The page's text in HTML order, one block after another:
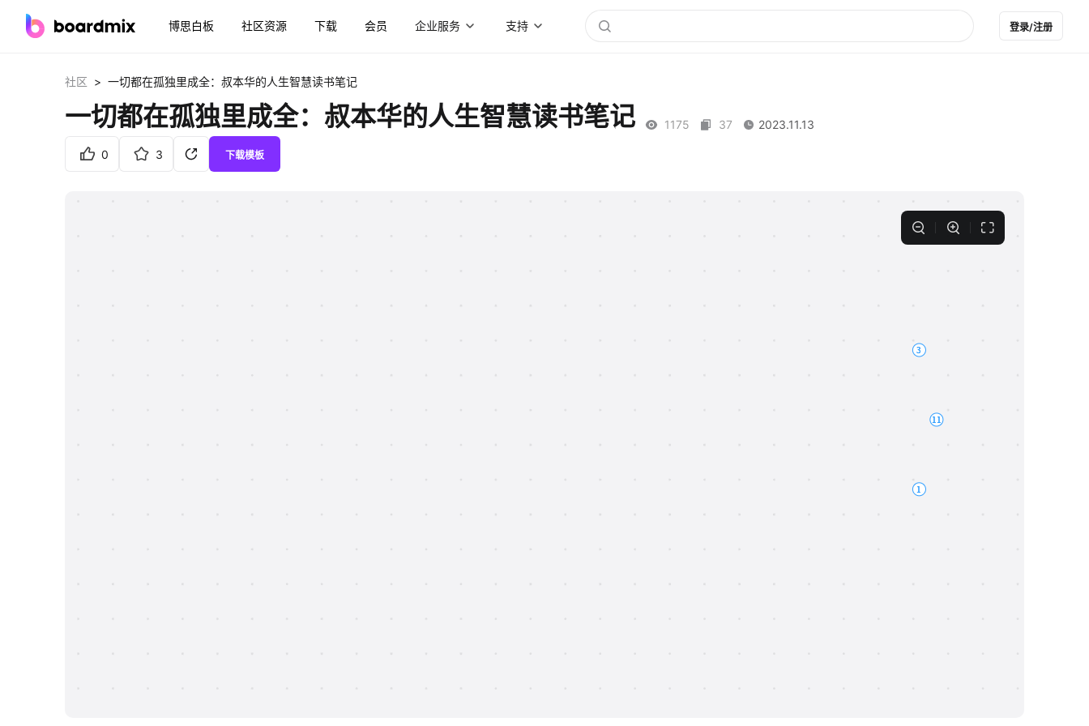
博思白板 社区资源 下载 会员 企业服务 支持 登录/注册
社区 > 一切都在孤独里成全：叔本华的人生智慧读书笔记
一切都在孤独里成全：叔本华的人生智慧读书笔记 1175 37 2023.11.13
0 3 下载模板